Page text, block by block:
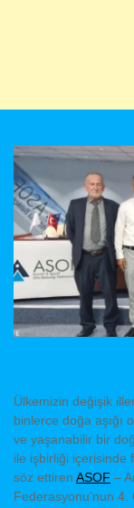
Ülkemizin değişik
binlerce doğa aşığı
ve yaşanabilir bir
ile işbirliği içerisinde
söz ettiren ASOF –
Federasyonu’nun 4.